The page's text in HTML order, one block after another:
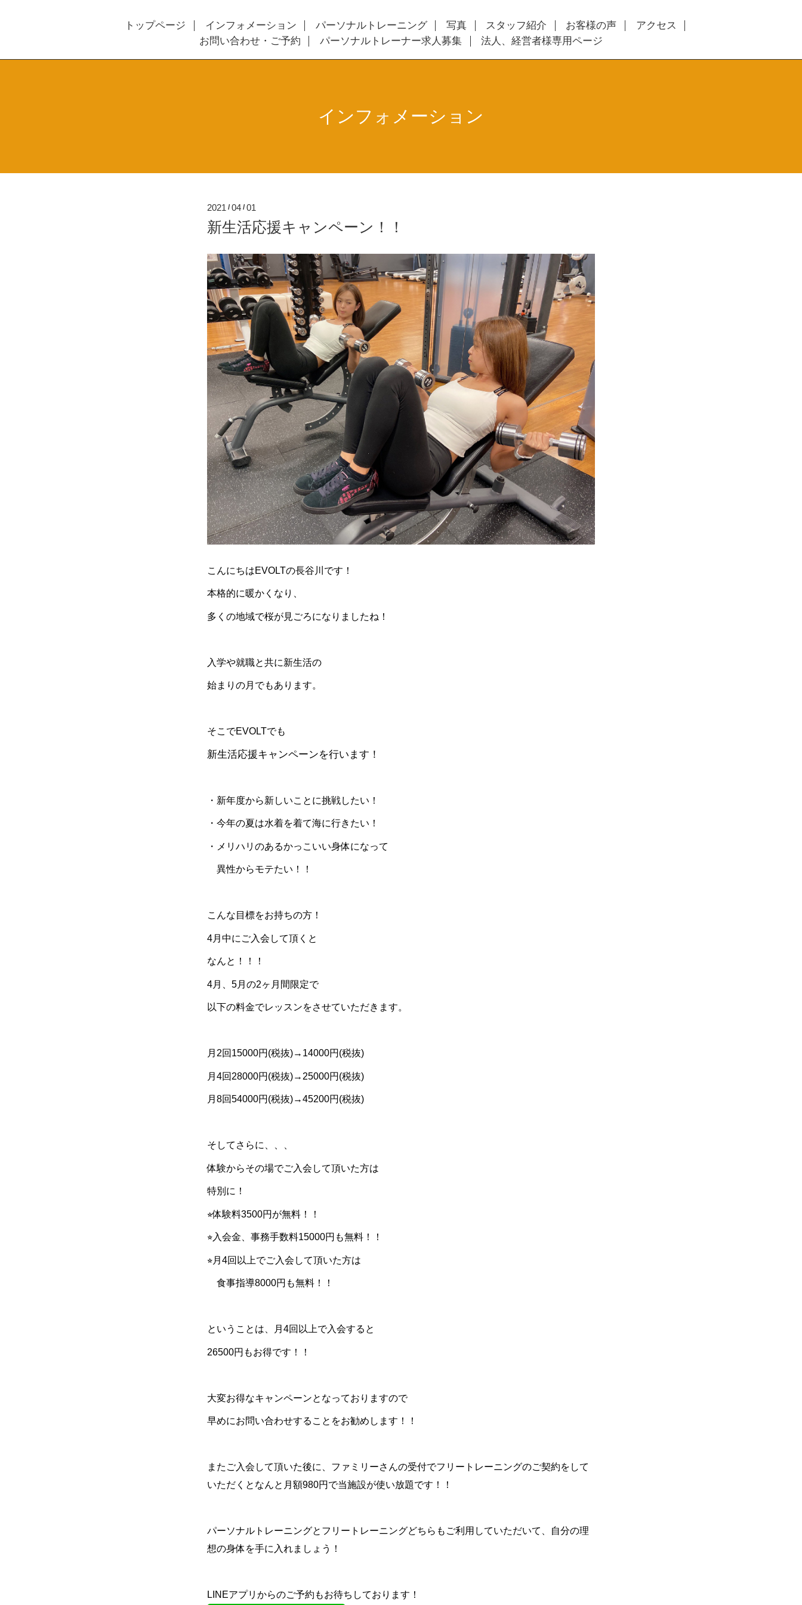
トップページ インフォメーション パーソナルトレーニング 写真 スタッフ紹介 お客様の声
アクセス
お問い合わせ・ご予約
パーソナルトレーナー求人募集 法人、経営者様専用ページ
インフォメーション
2021 /04 /01
新生活応援キャンペーン！！
こんにちはEVOLTの長谷川です！
本格的に暖かくなり、
多くの地域で桜が見ごろになりましたね！
入学や就職と共に新生活の
始まりの月でもあります。
そこでEVOLTでも
新生活応援キャンペーンを行います！
・新年度から新しいことに挑戦したい！
・今年の夏は水着を着て海に行きたい！
・メリハリのあるかっこいい身体になって
異性からモテたい！！
こんな目標をお持ちの方！
4月中にご入会して頂くと
なんと！！！
4月、 5月の2ヶ月間限定で
以下の料金でレッスンをさせていただきます。
月 2回 15000円 (税抜)→14000円 (税抜)
月 4回 28000円 (税抜)→25000円 (税抜)
月 8回54000円 (税抜)→45200円 (税抜)
そしてさらに、、、
体験からその場でご入会して頂いた方は
特別に！
⭐︎体験料3500円が無料！！
⭐︎入会金、事務手数料15000円も無料！！
⭐︎月 4回以上でご入会して頂いた方は
食事指導8000円も無料！！
ということは、月 4回以上で入会すると
26500円もお得です！！
大変お得なキャンペーンとなっておりますので
早めにお問い合わせすることをお勧めします！！
またご入会して頂いた後に、ファミリーさんの受付でフリートレーニングのご契約をして
いただくとなんと月額980円で当施設が使い放題です！！
パーソナルトレーニングとフリートレーニングどちらもご利用していただいて、自分の理
想の身体を手に入れましょう！
LINEアプリからのご予約もお待ちしております！